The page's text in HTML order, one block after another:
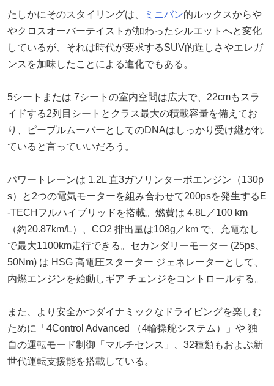
たしかにそのスタイリングは、 ミニバン的ルックスからや
やクロスオーバーテイストが加わったシルエットへと変化
しているが、それは時代が要求するSUV的逞しさやエレガ
ンスを加味したことによる進化でもある。
5シートまたは 7シートの室内空間は広大で、22cmもスラ
イドする2列目シートとクラス最大の積載容量を備えてお
り、ピープルムーバーとしてのDNAはしっかり受け継がれ
ていると言っていいだろう。
パワートレーンは 1.2L 直3ガソリンターボエンジン（130p
s）と2つの電気モーターを組み合わせて200psを発生するE
-TECHフルハイブリッドを搭載。燃費は 4.8L／100 km
（約20.87km/L）、CO2 排出量は108g／km で、充電なし
で最大1100km走行できる。セカンダリーモーター (25ps、
50Nm) は HSG 高電圧スターター ジェネレーターとして、
内燃エンジンを始動しギア チェンジをコントロールする。
また、より安全かつダイナミックなドライビングを楽しむ
ために「4Control Advanced （4輪操舵システム）」や 独
自の運転モード制御「マルチセンス」、32種類もおよぶ新
世代運転支援能を搭載している。